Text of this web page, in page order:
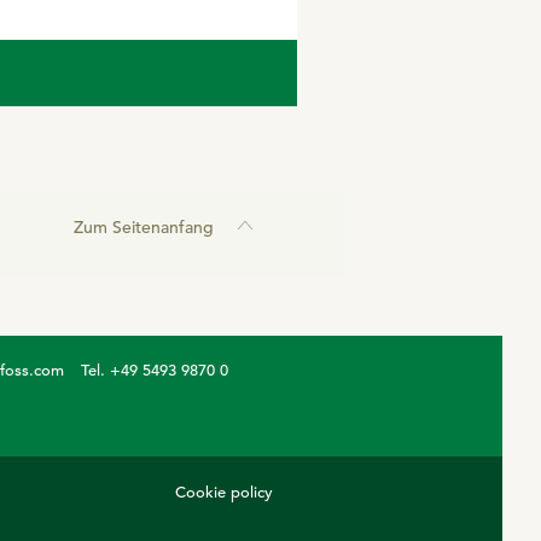
Zum Seitenanfang
Tel. +49 5493 9870 0
Cookie policy